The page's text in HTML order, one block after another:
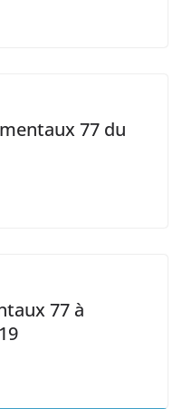
77 du
77 à